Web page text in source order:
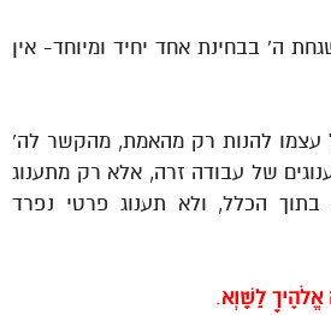
ה’ בבחינת אחד יחיד ומיוחד- אין
עצמו להנות רק מהאמת, מהקשר לה’
של עבודה זרה, אלא רק מתענוג
הכלל, ולא תענוג פרטי נפרד
לַשָּׁוְא.